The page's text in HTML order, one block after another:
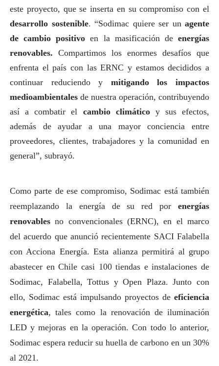
este proyecto, que se inserta en su compromiso con el
desarrollo sostenible. “Sodimac quiere ser un agente
de cambio positivoen la masificación deenergías
renovables. Compartimos los enormes desafíos que
enfrenta el país con las ERNC y estamos decididos a
continuar reduciendo y mitigando los impactos
medioambientales de nuestra operación, contribuyendo
así a combatir el cambio climático y sus efectos,
además de ayudar a una mayor conciencia entre
proveedores, clientes, trabajadores y la comunidad en
general”, subrayó.
Como parte de ese compromiso, Sodimac está también
reemplazando la energía de su red por energías
renovablesno convencionales (ERNC), en el marco
del acuerdo que anunció recientemente SACI Falabella
con Acciona Energía. Esta alianza permitirá al grupo
abastecer en Chile casi 100 tiendas e instalaciones de
Sodimac, Falabella, Tottus y Open Plaza. Junto con
ello, Sodimac está impulsando proyectos de eficiencia
energética, tales como la renovación de iluminación
LED y mejoras en la operación. Con todo lo anterior,
Sodimac espera reducir su huella de carbono en un 30%
al 2021.